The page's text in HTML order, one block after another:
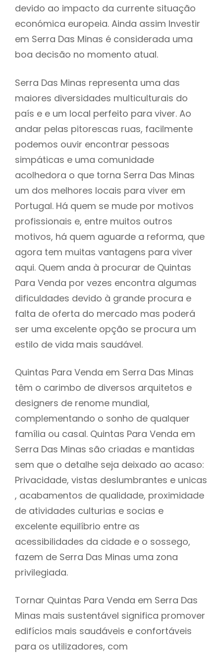
devido ao impacto da currente situação
económica europeia. Ainda assim Investir
em Serra Das Minas é considerada uma
boa decisão no momento atual.
Serra Das Minas representa uma das
maiores diversidades multiculturais do
país e e um local perfeito para viver. Ao
andar pelas pitorescas ruas, facilmente
podemos ouvir encontrar pessoas
simpáticas e uma comunidade
acolhedora o que torna Serra Das Minas
um dos melhores locais para viver em
Portugal. Há quem se mude por motivos
profissionais e, entre muitos outros
motivos, há quem aguarde a reforma, que
agora tem muitas vantagens para viver
aqui. Quem anda à procurar de Quintas
Para Venda por vezes encontra algumas
dificuldades devido à grande procura e
falta de oferta do mercado mas poderá
ser uma excelente opção se procura um
estilo de vida mais saudável.
Quintas Para Venda em Serra Das Minas
têm o carimbo de diversos arquitetos e
designers de renome mundial,
complementando o sonho de qualquer
família ou casal. Quintas Para Venda em
Serra Das Minas são criadas e mantidas
sem que o detalhe seja deixado ao acaso:
Privacidade, vistas deslumbrantes e unicas
, acabamentos de qualidade, proximidade
de atividades culturias e socias e
excelente equilíbrio entre as
acessibilidades da cidade e o sossego,
fazem de Serra Das Minas uma zona
privilegiada.
Tornar Quintas Para Venda em Serra Das
Minas mais sustentável significa promover
edifícios mais saudáveis e confortáveis
para os utilizadores, com